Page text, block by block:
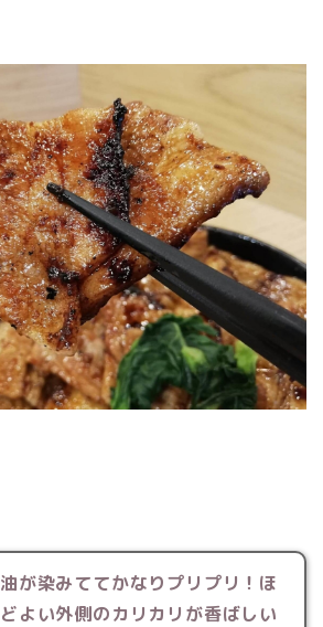
油が染みててかなりプリプリ！ほ
どよい外側のカリカリが香ばしい